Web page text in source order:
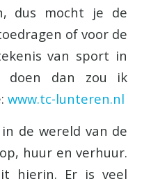
dus mocht je de
of voor de
van sport in
doen dan zou ik
www.tc-lunteren.nl
de wereld van de
huur en verhuur.
hierin. Er is veel